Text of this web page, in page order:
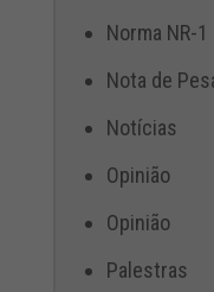
Norma NR-1
Nota de
Notícias
Opinião
Opinião
Palestras